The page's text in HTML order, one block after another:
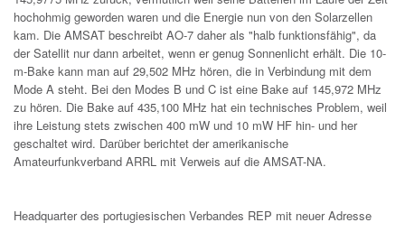
hochohmig geworden waren und die Energie nun von den Solarzellen
kam. Die AMSAT beschreibt AO-7 daher als "halb funktionsfähig", da
der Satellit nur dann arbeitet, wenn er genug Sonnenlicht erhält. Die 10-
m-Bake kann man auf 29,502 MHz hören, die in Verbindung mit dem
Mode A steht. Bei den Modes B und C ist eine Bake auf 145,972 MHz
zu hören. Die Bake auf 435,100 MHz hat ein technisches Problem, weil
ihre Leistung stets zwischen 400 mW und 10 mW HF hin- und her
geschaltet wird. Darüber berichtet der amerikanische
Amateurfunkverband ARRL mit Verweis auf die AMSAT-NA.
Headquarter des portugiesischen Verbandes REP mit neuer Adresse